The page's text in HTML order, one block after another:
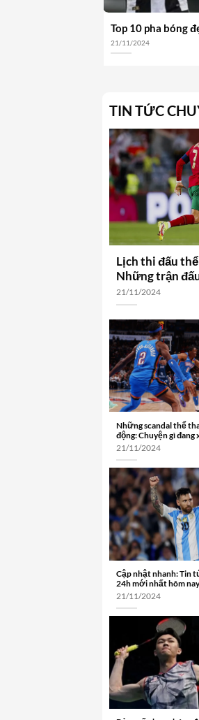
Top 10 pha bóng
21/11/2024
TIN TỨC
Lịch thi đấu
Những trận
21/11/2024
Những scandal thể
động: Chuyện gì đang
21/11/2024
Cập nhật nhanh: Tin
24h mới nhất hôm nay
21/11/2024